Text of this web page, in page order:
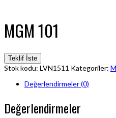
MGM 101
Teklif İste
Stok kodu: LVN1511 Kategoriler:
Değerlendirmeler (0)
Değerlendirmeler